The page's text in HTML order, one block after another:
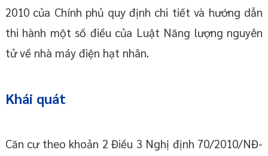
2010 của Chính phủ quy định chi tiết và hướng dẫn
thi hành một số điều của Luật Năng lượng nguyên
tử về nhà máy điện hạt nhân.
Khái quát
Căn cư theo khoản 2 Điều 3 Nghị định 70/2010/NĐ-